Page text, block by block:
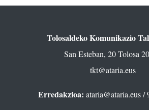
Tolosaldeko Komunikazio
San Esteban, 20 Tolosa
tkt@ataria.eus
Erredakzioa: ataria@ataria.eus/